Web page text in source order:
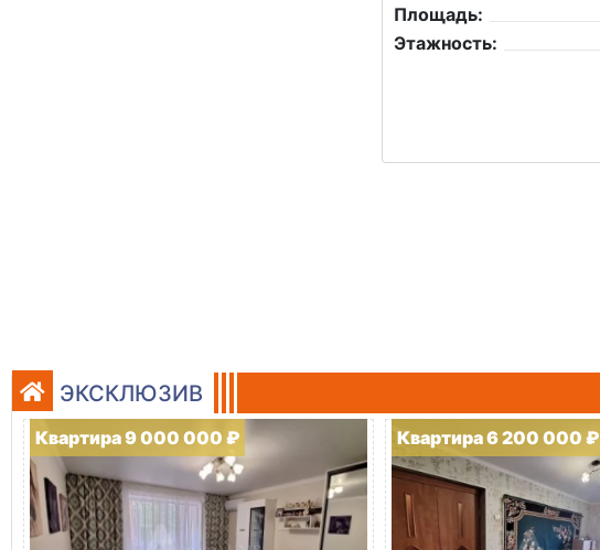
Площадь:
Этажность:
ЭКСКЛЮЗИВ
Квартира 9 000 000 ₽ Квартира 6 200 000 ₽